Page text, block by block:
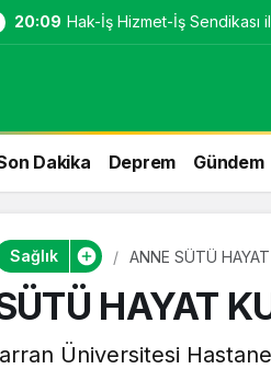
20:09 Hak-İş Hizmet-İş Sendikası
Dakika Deprem Gündem
Sağlık ANNE SÜTÜ
HAYAT
Üniversitesi